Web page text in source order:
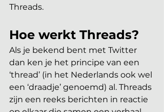
Threads.
Hoe werkt Threads?
Als je bekend bent met Twitter
dan ken je het principe van een
‘thread’ (in het Nederlands ook wel
een ‘draadje’ genoemd) al. Threads
zijn een reeks berichten in reactie